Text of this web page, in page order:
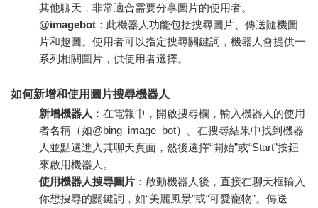
其他聊天，非常適合需要分享圖片的使用者。
@imagebot ：此機器人功能包括搜尋圖片、傳送隨機圖
片和趣圖。使用者可以指定搜尋關鍵詞，機器人會提供一
系列相關圖片，供使用者選擇。
如何新增和使用圖片搜尋機器人
新增機器人 ：在電報中，開啟搜尋欄，輸入機器人的使用
者名稱（如@bing_image_bot）。在搜尋結果中找到機器
人並點選進入其聊天頁面，然後選擇“開始”或“Start”按鈕
來啟用機器人。
使用機器人搜尋圖片 ：啟動機器人後，直接在聊天框輸入
你想搜尋的關鍵詞，如“美麗風景”或“可愛寵物”。傳送